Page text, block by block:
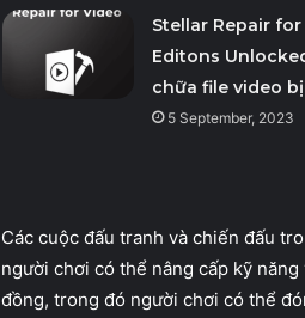
Stellar Repair
Editons
chữa file video
5 September, 2023
Các cuộc đấu tranh và chiến đấu
người chơi có thể nâng cấp kỹ
đồng, trong đó người chơi có thể